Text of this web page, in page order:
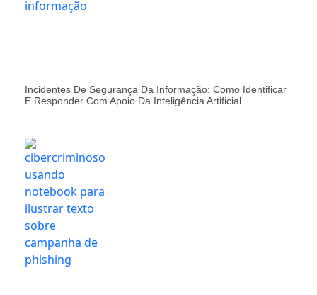
Incidentes De Segurança Da Informação: Como Identificar
E Responder Com Apoio Da Inteligência Artificial